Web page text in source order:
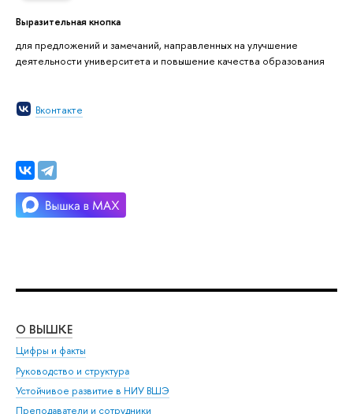
Выразительная кнопка
для предложений и замечаний, направленных на улучшение
деятельности университета и повышение качества образования
Вконтакте
О ВЫШКЕ
Цифры и факты
Руководство и структура
Устойчивое развитие в НИУ ВШЭ
Преподаватели и сотрудники